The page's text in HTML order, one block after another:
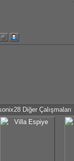
Diğer Çalışmaları